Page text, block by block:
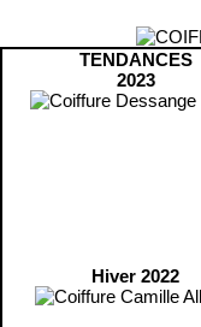
TENDANCES
2023
Hiver 2022